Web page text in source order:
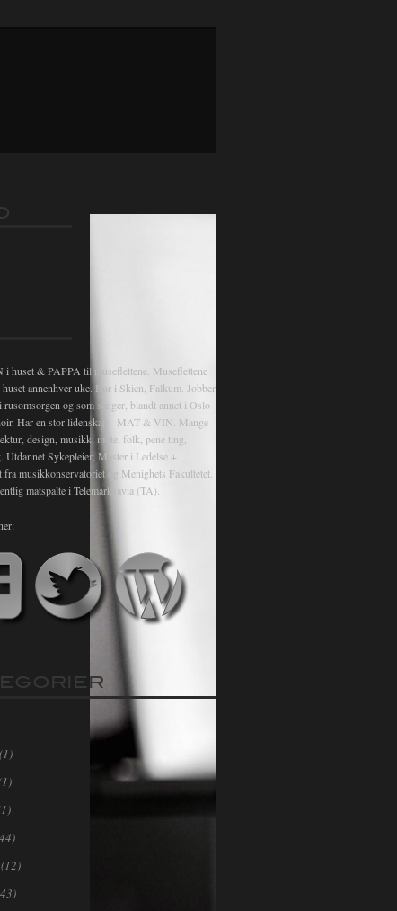
huset & PAPPA til museflettene. Museflettene
annenhver uke. Bor i Skien, Falkum. Jobber
rusomsorgen og som sanger, blandt annet i Oslo
Har en stor lidenskap - MAT & VIN. Mange
design, musikk, mote, folk, pene ting,
Utdannet Sykepleier, Master i Ledelse +
fra musikkonservatoriet og Menighets Fakultetet.
matspalte i Telemarksavia (TA).
(1)
(12)